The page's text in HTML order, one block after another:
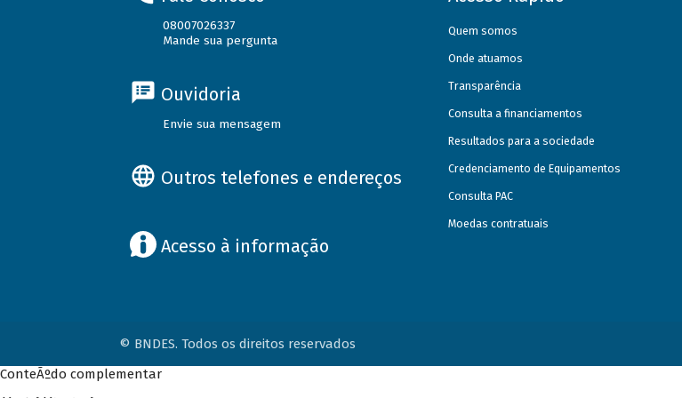
08007026337
Mande sua pergunta
Ouvidoria
Envie sua mensagem
Outros telefones e endereços
Acesso à informação
Quem somos
Onde atuamos
Transparência
Consulta a financiamentos
Resultados para a sociedade
Credenciamento de Equipamentos
Consulta PAC
Moedas contratuais
© BNDES. Todos os direitos reservados
ConteÃºdo complementar